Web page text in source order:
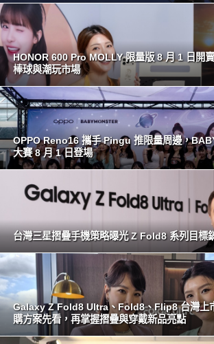
HONOR 600 Pro MOLLY 限量版 8 月 1 日開
棒球與潮玩市場
OPPO Reno16 攜手 Pingu 推限量周邊，
大賽 8 月 1 日登場
台灣三星摺疊手機策略曝光 Z Fold8 系列目標
Galaxy Z Fold8 Ultra、Fold8、Flip8 台灣上
購方案先看，再掌握摺疊與穿戴新品亮點